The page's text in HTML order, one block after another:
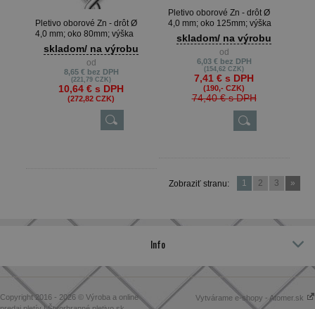
Pletivo oborové Zn - drôt Ø
4,0 mm; oko 80mm; výška
150cm
skladom/ na výrobu
od
8,65 € bez DPH
(221,79 CZK)
10,64 € s DPH
(272,82 CZK)
Pletivo oborové Zn - drôt Ø
4,0 mm; oko 125mm; výška
160cm
skladom/ na výrobu
od
6,03 € bez DPH
(154,62 CZK)
7,41 € s DPH
(190,- CZK)
74,40 €s DPH
Zobraziť stranu: 1 2 3 »
Info
Copyright 2016 - 2026 © Výroba a online
Vytvárame e-shopy - Atomer.sk